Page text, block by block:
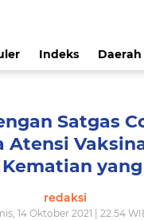
Indeks Daerah
Satgas
Atensi
redaksi
14 Oktober 2021 | 22.54